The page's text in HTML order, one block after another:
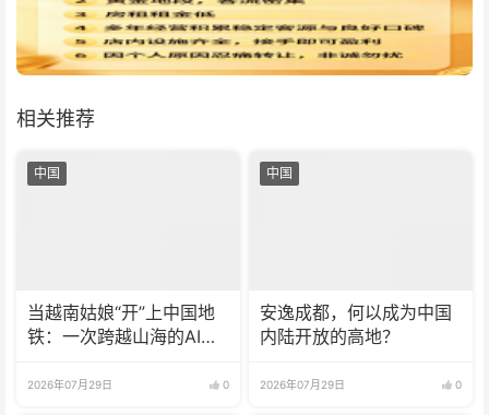
相关推荐
中国
当越南姑娘“开”上中国地
铁：一次跨越山海的AI之
2026年07月29日 0
中国
安逸成都，何以成为中国
内陆开放的高地？
2026年07月29日 0